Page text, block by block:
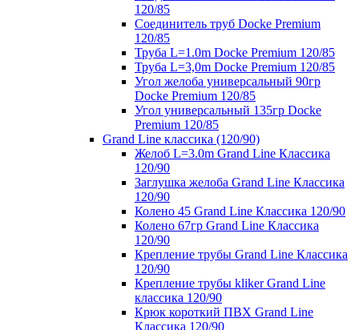
120/85
Соединитель труб Docke Premium
120/85
Труба L=1.0m Docke Premium 120/85
Труба L=3,0m Docke Premium 120/85
Угол желоба универсальный 90гр
Docke Premium 120/85
Угол универсальный 135гр Docke
Premium 120/85
Grand Line классика (120/90)
Желоб L=3.0m Grand Line Классика
120/90
Заглушка желоба Grand Line Классика
120/90
Колено 45 Grand Line Классика 120/90
Колено 67гр Grand Line Классика
120/90
Крепление трубы Grand Line Классика
120/90
Крепление трубы kliker Grand Line
классика 120/90
Крюк короткий ПВХ Grand Line
Классика 120/90